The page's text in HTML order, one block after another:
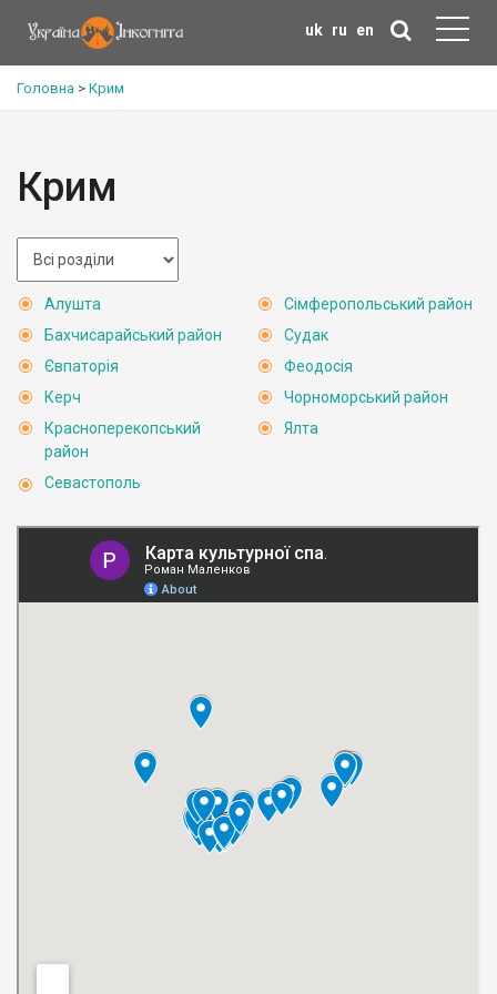
uk ru en
Головна > Крим
Крим
Алушта
Бахчисарайський район
Євпаторія
Керч
Красноперекопський
район
Севастополь
Сімферопольський район
Судак
Феодосія
Чорноморський район
Ялта